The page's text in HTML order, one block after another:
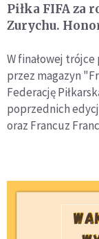
Piłka FIFA za
Zurychu.
W finałowej
przez magazyn
Federację
poprzednich
oraz Francuz